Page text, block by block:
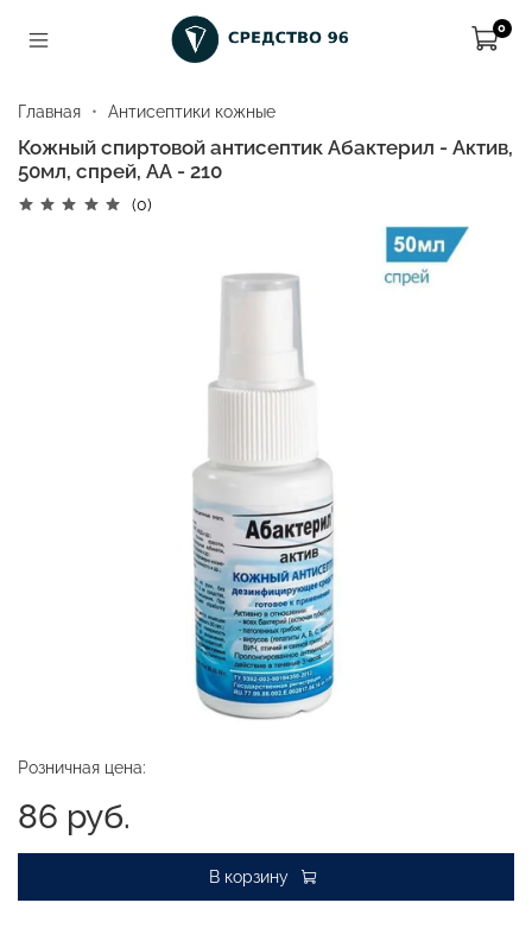
0
Главная Антисептики кожные
Кожный спиртовой антисептик Абактерил - Актив,
50мл, спрей, АА - 210
(0)
Розничная цена:
86 руб.
В корзину